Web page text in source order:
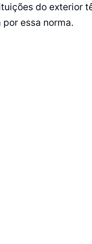
do exterior
essa norma.